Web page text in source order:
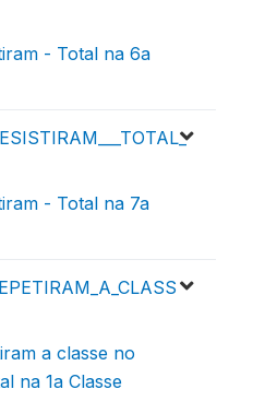
- Total na 6a
- Total na 7a
a classe no
na 1a Classe